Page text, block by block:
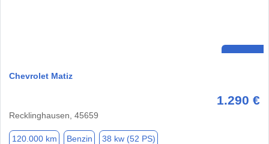
Chevrolet Matiz
1.290 €
Recklinghausen, 45659
120.000 km Benzin 38 kw (52 PS)